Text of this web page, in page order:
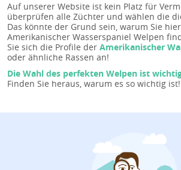
Auf unserer Website ist kein Platz für
überprüfen alle Züchter und wählen die
Das könnte der Grund sein, warum Sie
Amerikanischer Wasserspaniel Welpen
Sie sich die Profile der Amerikanischer
oder ähnliche Rassen an!
Die Wahl des perfekten Welpen ist
Finden Sie heraus, warum es so wichtig ist!